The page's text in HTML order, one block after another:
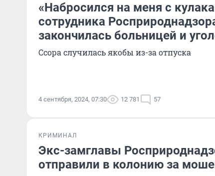
«Набросился на меня с
сотрудника
закончилась больницей и
Ссора случилась якобы из-за отпуска
4 сентября, 2024, 07:30 12 781 57
КРИМИНАЛ
Экс-замглавы
отправили в колонию за